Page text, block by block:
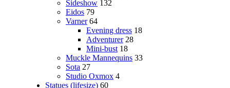
Sideshow 132
Eidos 79
Varner 64
Evening dress 18
Adventurer 28
Mini-bust 18
Muckle Mannequins 33
Sota 27
Studio Oxmox 4
Statues (lifesize) 60